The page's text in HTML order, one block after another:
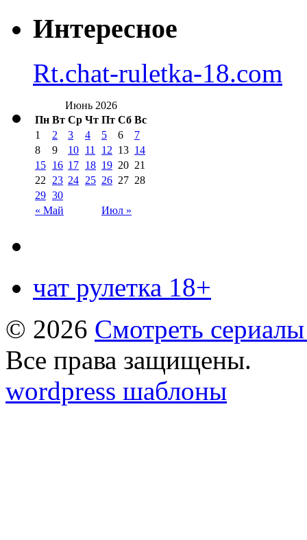
Интересное
Rt.chat-ruletka-18.com
Июнь 2026
Пн Вт Ср Чт Пт Сб Вс
« Май Июл »
1 2 3 4 5 6
7
8
9 10 11 12 13 14
15 16 17 18 19 20 21
22
23 24 25 26 27 28
29 30
чат рулетка 18+
© 2026 Смотреть
Все права защищены.
wordpress шаблоны